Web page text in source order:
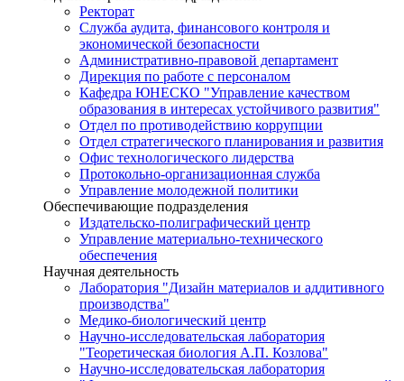
Ректорат
Служба аудита, финансового контроля и
экономической безопасности
Административно-правовой департамент
Дирекция по работе с персоналом
Кафедра ЮНЕСКО "Управление качеством
образования в интересах устойчивого развития"
Отдел по противодействию коррупции
Отдел стратегического планирования и развития
Офис технологического лидерства
Протокольно-организационная служба
Управление молодежной политики
Обеспечивающие подразделения
Издательско-полиграфический центр
Управление материально-технического
обеспечения
Научная деятельность
Лаборатория "Дизайн материалов и аддитивного
производства"
Медико-биологический центр
Научно-исследовательская лаборатория
"Теоретическая биология А.П. Козлова"
Научно-исследовательская лаборатория